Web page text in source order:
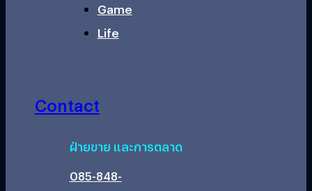
Game
Life
Contact
ฝ่ายขาย และการตลาด
085-848-